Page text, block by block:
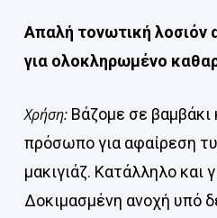
Απαλή τονωτική
για ολοκληρωμένο
Χρήση:Βάζομε σε βαμβάκι
πρόσωπο για αφαίρεση
μακιγιάζ. Κατάλληλο και
Δοκιμασμένη ανοχή υπό